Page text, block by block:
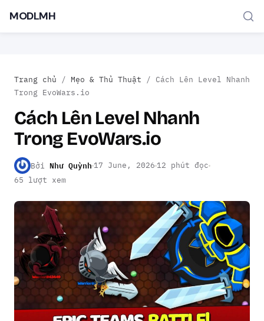
TÌM KIẾM PHỔ BIẾN
MOD APK Game offline Ứng dụng miễn phí
MODLMH
Trang chủ / Mẹo & Thủ Thuật / Cách Lên Level Nhanh
Trong EvoWars.io
Cách Lên Level Nhanh
Trong EvoWars.io
Bởi Như Quỳnh 17 June, 2026 12 phút đọc
65 lượt xem